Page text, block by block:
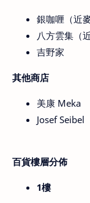
銀咖喱（近
八方雲集（
吉野家
其他商店
美康 Meka
Josef Seibel
百貨樓層分佈
1樓